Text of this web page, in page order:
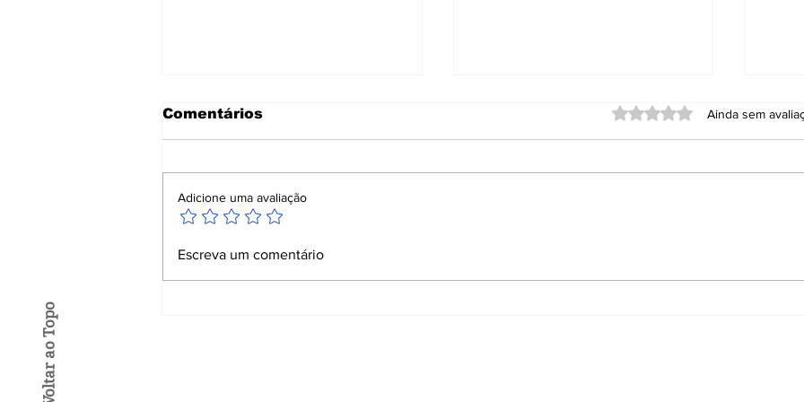
IDEB: Balneário
nota dos últimos 5 anos
segurança pública de
Comentários Avaliado com 0 de 5
Ainda sem
Adicione uma avaliação
Escreva um comentário
Voltar ao Topo